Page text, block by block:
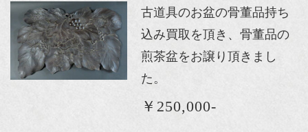
古道具のお盆の骨董品持ち
込み買取を頂き、骨董品の
煎茶盆をお譲り頂きまし
た。
￥250,000-